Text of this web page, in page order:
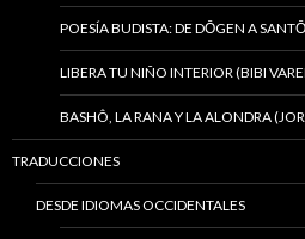
POESÍA BUDISTA: DE DŌGEN A
LIBERA TU NIÑO INTERIOR (BIBI
BASHÔ, LA RANA Y LA ALONDRA
TRADUCCIONES
DESDE IDIOMAS OCCIDENTALES